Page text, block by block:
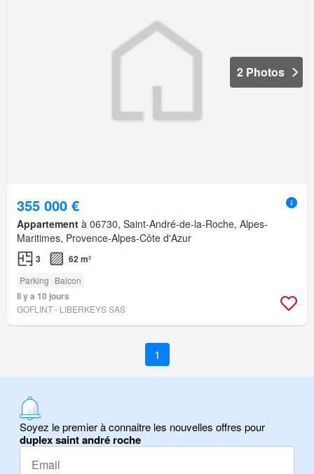
2 Photos
355 000 €
Appartement à 06730, Saint-André-de-la-Roche, Alpes-
Maritimes, Provence-Alpes-Côte d'Azur
3 62 m²
Parking Balcon
Il y a 10 jours
GOFLINT - LIBERKEYS SAS
1
Soyez le premier à connaitre les nouvelles offres pour
duplex saint andré roche